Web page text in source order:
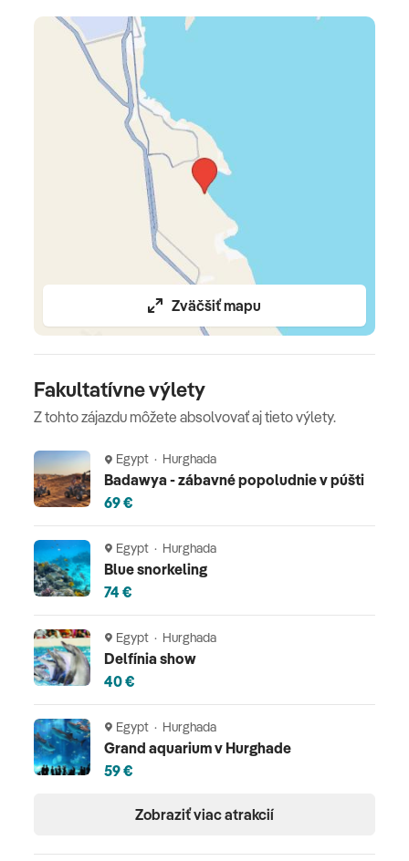
prílete)
Oficiálne hodnotenie
Zväčšiť mapu
Fakultatívne výlety
Z tohto zájazdu môžete absolvovať aj tieto výlety.
Egypt · Hurghada
Badawya - zábavné popoludnie v púšti
69 €
Egypt · Hurghada
Blue snorkeling
74 €
Egypt · Hurghada
Delfínia show
40 €
Egypt · Hurghada
Grand aquarium v Hurghade
59 €
Zobraziť viac atrakcií